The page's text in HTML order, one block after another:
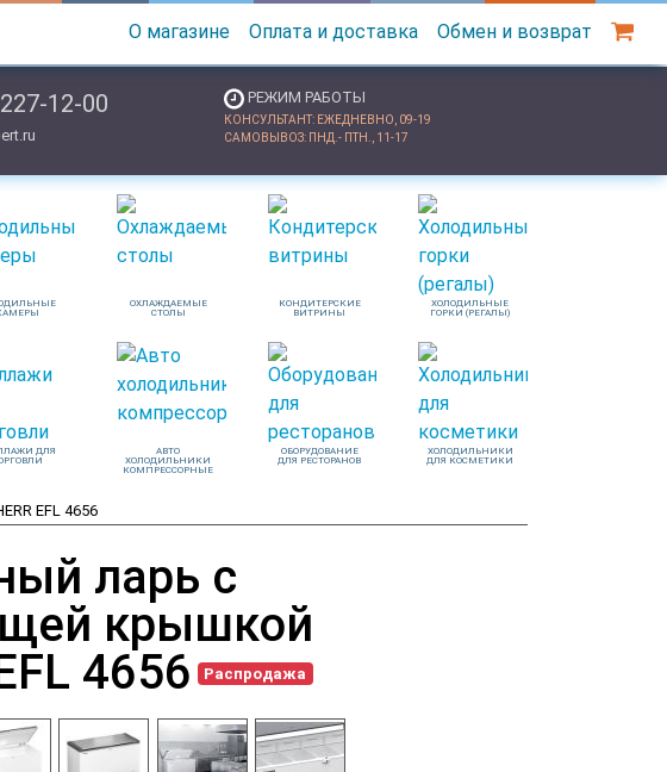
О магазине Оплата и доставка Обмен и возврат
12-00 РЕЖИМ РАБОТЫ
КОНСУЛЬТАНТ: ЕЖЕДНЕВНО, 09-19
САМОВЫВОЗ: ПНД.- ПТН., 11-17
ОХЛАЖДАЕМЫЕ
СТОЛЫ
КОНДИТЕРСКИЕ
ВИТРИНЫ
ХОЛОДИЛЬНЫЕ
ГОРКИ (РЕГАЛЫ)
ДЛЯ
АВТО
ХОЛОДИЛЬНИКИ
КОМПРЕССОРНЫЕ
ОБОРУДОВАНИЕ
ДЛЯ РЕСТОРАНОВ
ХОЛОДИЛЬНИКИ
ДЛЯ КОСМЕТИКИ
EFL 4656
ларь с
крышкой
4656
Распродажа